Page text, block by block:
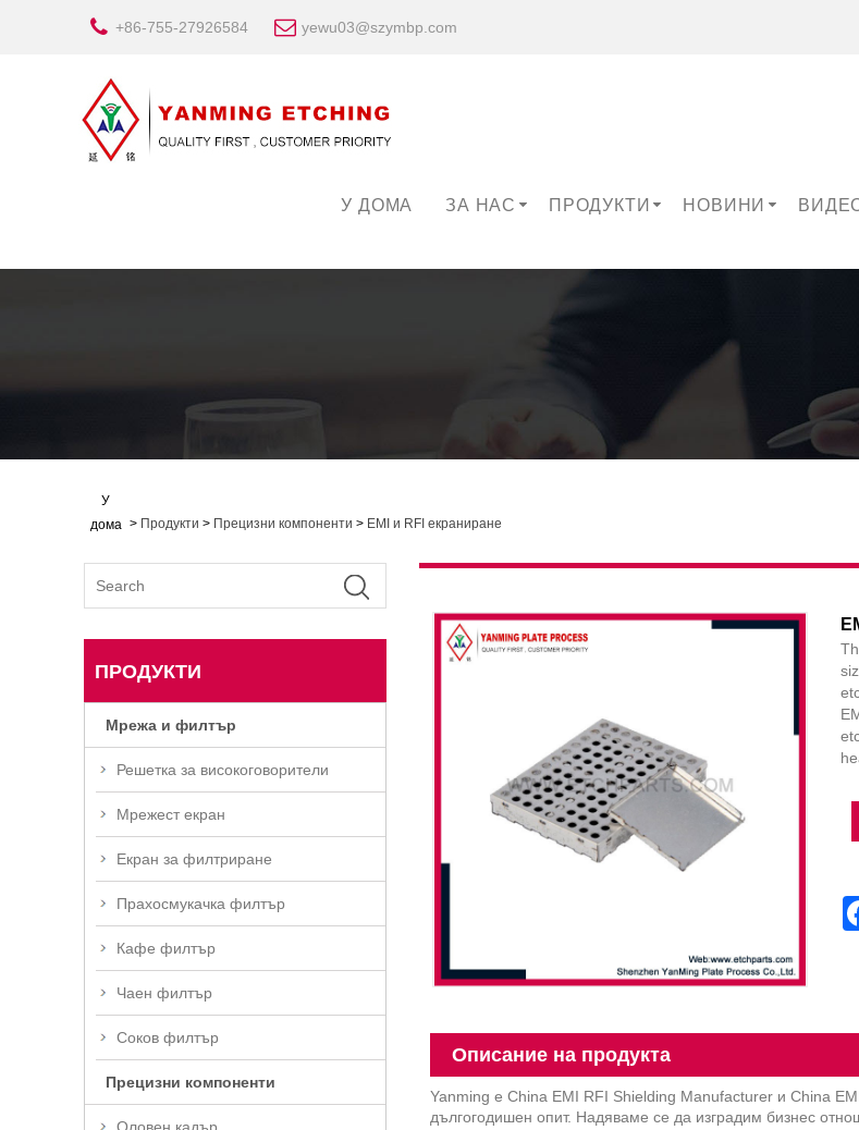
+86-755-27926584 yewu03@szymbp.com
У ДОМА ЗА НАС ПРОДУКТИ НОВИНИ
У
дома > Продукти > Прецизни компоненти > EMI и RFI екраниране
ПРОДУКТИ
Мрежа и филтър
Решетка за високоговорители
Мрежест екран
Екран за филтриране
Прахосмукачка филтър
Кафе филтър
Чаен филтър
Соков филтър
Прецизни компоненти
Оловен кадър
Описание на продукта
Yanming е China EMI RFI Shielding Manufacturer и China
дългогодишен опит. Надяваме се да изградим бизнес